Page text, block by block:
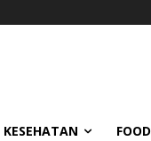
KESEHATAN FOOD